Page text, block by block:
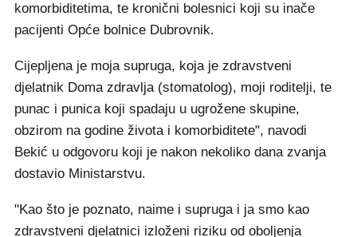
komorbiditetima, te kronični bolesnici koji su inače
pacijenti Opće bolnice Dubrovnik.
Cijepljena je moja supruga, koja je zdravstveni
djelatnik Doma zdravlja (stomatolog), moji roditelji, te
punac i punica koji spadaju u ugrožene skupine,
obzirom na godine života i komorbiditete", navodi
Bekić u odgovoru koji je nakon nekoliko dana zvanja
dostavio Ministarstvu.
"Kao što je poznato, naime i supruga i ja smo kao
zdravstveni djelatnici izloženi riziku od oboljenja